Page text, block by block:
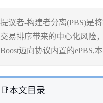
提议者-构建者分离(PBS)是
交易排序带来的中心化风险
Boost迈向协议内置的ePBS,
本文目录